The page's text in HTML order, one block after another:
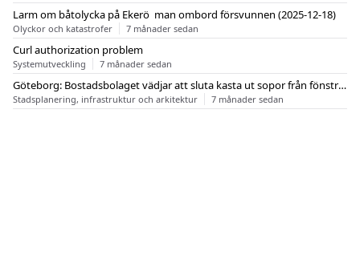
Larm om båtolycka på Ekerö  man ombord försvunnen (2025-12-18)
Olyckor och katastrofer 7 månader sedan
Curl authorization problem
Systemutveckling 7 månader sedan
Göteborg: Bostadsbolaget vädjar att sluta kasta ut sopor från fönstren
Stadsplanering, infrastruktur och arkitektur 7 månader sedan